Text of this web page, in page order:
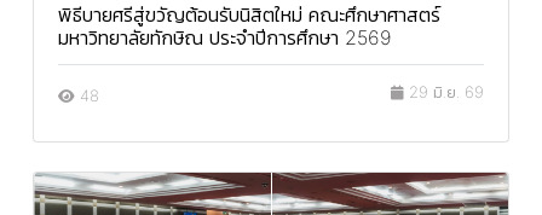
พิธีบายศรีสู่ขวัญต้อนรับนิสิตใหม่ คณะศึกษาศาสตร์
มหาวิทยาลัยทักษิณ ประจำปีการศึกษา 2569
48 29 มิ.ย. 69